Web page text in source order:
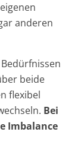
anderen
beide
flexibel
Bei
Imbalance